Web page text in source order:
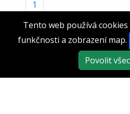
Tento web používá
funkčnosti a zobrazení map.
Povolit
1